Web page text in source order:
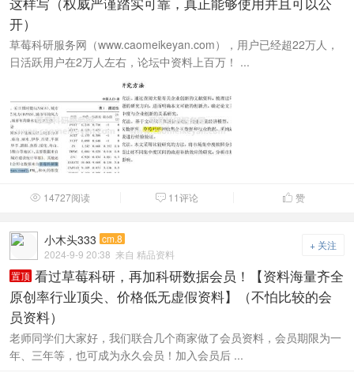
开）
草莓科研服务网（www.caomeikeyan.com），用户已经超22万人，
日活跃用户在2万人左右，论坛中资料上百万！ ...
 14727阅读  11评论  赞
+ 关注
小木头333 cm.8
2024-9-9 20:38 来自 精品资料
置顶 看过草莓科研，再加科研数据会员！【资料海量齐全
原创率行业顶尖、价格低无虚假资料】（不怕比较的会
员资料）
老师同学们大家好，我们联合几个商家做了会员资料，会员期限为一
年、三年等，也可成为永久会员！加入会员后 ...